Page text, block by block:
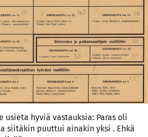
usieta hyviä vastauksia: Paras oli
siitäkin puuttui ainakin yksi . Ehkä